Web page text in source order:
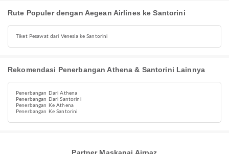
Rute Populer dengan Aegean Airlines ke Santorini
Tiket Pesawat dari Venesia ke Santorini
Rekomendasi Penerbangan Athena & Santorini Lainnya
Penerbangan Dari Athena
Penerbangan Dari Santorini
Penerbangan Ke Athena
Penerbangan Ke Santorini